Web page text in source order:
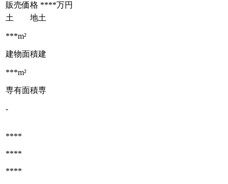
販売価格 ****万円
土 地土
***m²
建物面積建
***m²
専有面積専
-
****
****
****